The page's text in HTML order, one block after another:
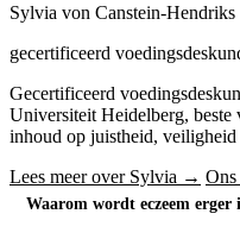
Sylvia von Canstein-Hendriks
gecertificeerd
Gecertificeerd
Universiteit Heidelberg, beste
inhoud op juistheid,
Lees meer over Sylvia → Ons
Waarom wordt eczeem